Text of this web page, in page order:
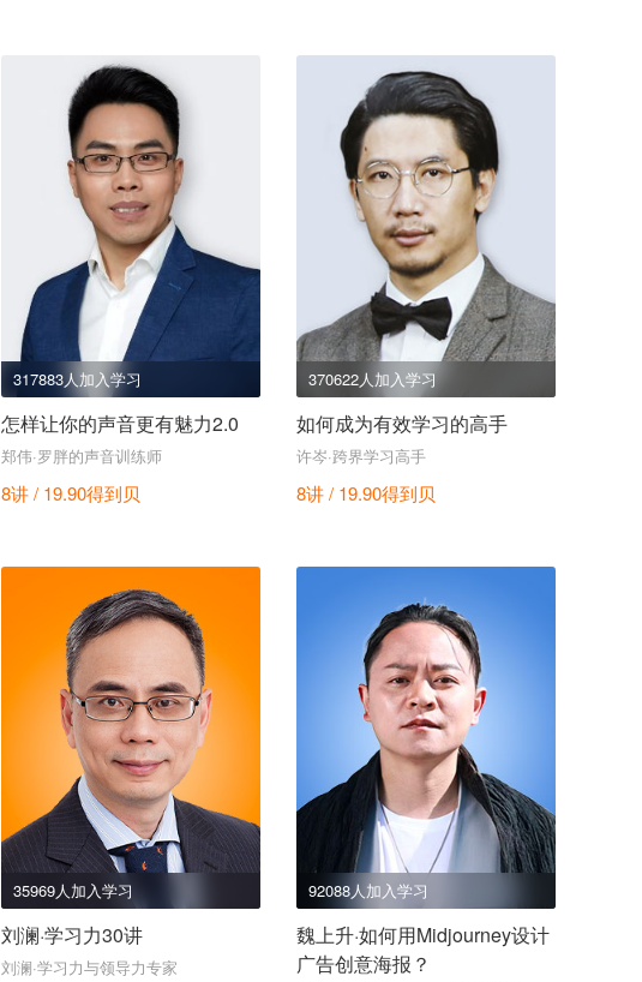
317883人加入学习
怎样让你的声音更有魅力2.0
郑伟·罗胖的声音训练师
8讲 / 19.90得到贝
370622人加入学习
如何成为有效学习的高手
许岑·跨界学习高手
8讲 / 19.90得到贝
35969人加入学习
刘澜·学习力30讲
刘澜·学习力与领导力专家
92088人加入学习
魏上升·如何用Midjourney设计
广告创意海报？